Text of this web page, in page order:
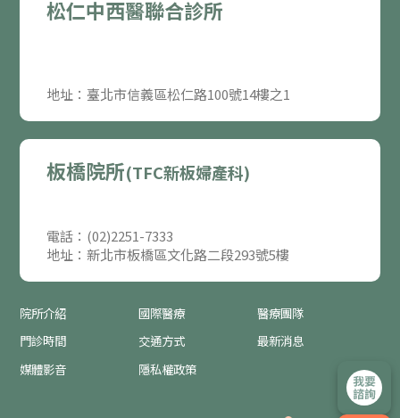
松仁中西醫聯合診所
地址：臺北市信義區松仁路100號14樓之1
板橋院所(TFC新板婦產科)
電話：(02)2251-7333
地址：新北市板橋區文化路二段293號5樓
院所介紹 國際醫療
醫療團隊
門診時間
交通方式
最新消息
媒體影音
隱私權政策